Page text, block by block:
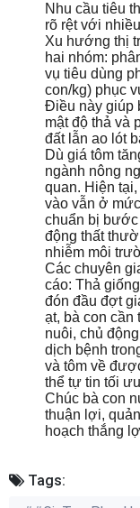
Nhu cầu tiêu
rõ rệt với
Xu hướng thị
hai nhóm:
vụ tiêu dùng
con/kg) phục
Điều này giúp
mật độ thả và
đất lẫn ao lót
Dù giá tôm
ngành nông
quan. Hiện
vào vẫn ở
chuẩn bị
động thất
nhiễm môi
Các chuyên
cáo: Thả
đón đầu đợt
ạt, bà con cần
nuôi, chủ
dịch bệnh
và tôm về
thể tự tin tối
Chúc bà con
thuận lợi,
hoạch thắng
Tags: